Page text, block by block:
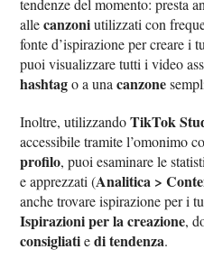
tendenze del momento: presta
allecanzoniutilizzati con
fonte d’ispirazione per creare i
puoi visualizzare tutti i video
hashtago a unacanzone
Inoltre, utilizzandoTikTok
accessibile tramite l’omonimo
profilo, puoi esaminare le
e apprezzati (Analitica >
anche trovare ispirazione per i
Ispirazioniper la creazione,
consigliatiedi tendenza.